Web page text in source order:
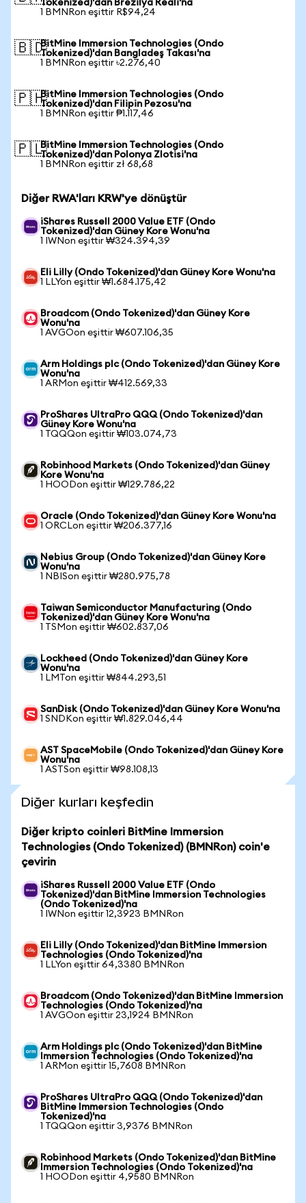
Tokenized)'dan Brezilya Reali'na
1 BMNRon eşittir R$94,24
🇧🇩BitMine Immersion Technologies (Ondo
Tokenized)'dan Bangladeş Takası'na
1 BMNRon eşittir ৳2.276,40
🇵🇭BitMine Immersion Technologies (Ondo
Tokenized)'dan Filipin Pezosu'na
1 BMNRon eşittir ₱1.117,46
🇵🇱BitMine Immersion Technologies (Ondo
Tokenized)'dan Polonya Zlotisi'na
1 BMNRon eşittir zł 68,68
Diğer RWA'ları KRW'ye dönüştür
iShares Russell 2000 Value ETF (Ondo
Tokenized)'dan Güney Kore Wonu'na
1 IWNon eşittir ₩324.394,39
Eli Lilly (Ondo Tokenized)'dan Güney Kore Wonu'na
1 LLYon eşittir ₩1.684.175,42
Broadcom (Ondo Tokenized)'dan Güney Kore
Wonu'na
1 AVGOon eşittir ₩607.106,35
Arm Holdings plc (Ondo Tokenized)'dan Güney Kore
Wonu'na
1 ARMon eşittir ₩412.569,33
ProShares UltraPro QQQ (Ondo Tokenized)'dan
Güney Kore Wonu'na
1 TQQQon eşittir ₩103.074,73
Robinhood Markets (Ondo Tokenized)'dan Güney
Kore Wonu'na
1 HOODon eşittir ₩129.786,22
Oracle (Ondo Tokenized)'dan Güney Kore Wonu'na
1 ORCLon eşittir ₩206.377,16
Nebius Group (Ondo Tokenized)'dan Güney Kore
Wonu'na
1 NBISon eşittir ₩280.975,78
Taiwan Semiconductor Manufacturing (Ondo
Tokenized)'dan Güney Kore Wonu'na
1 TSMon eşittir ₩602.837,06
Lockheed (Ondo Tokenized)'dan Güney Kore
Wonu'na
1 LMTon eşittir ₩844.293,51
SanDisk (Ondo Tokenized)'dan Güney Kore Wonu'na
1 SNDKon eşittir ₩1.829.046,44
AST SpaceMobile (Ondo Tokenized)'dan Güney Kore
Wonu'na
1 ASTSon eşittir ₩98.108,13
Diğer kurları keşfedin
Diğer kripto coinleri BitMine Immersion
Technologies (Ondo Tokenized) (BMNRon) coin'e
çevirin
iShares Russell 2000 Value ETF (Ondo
Tokenized)'dan BitMine Immersion Technologies
(Ondo Tokenized)'na
1 IWNon eşittir 12,3923 BMNRon
Eli Lilly (Ondo Tokenized)'dan BitMine Immersion
Technologies (Ondo Tokenized)'na
1 LLYon eşittir 64,3380 BMNRon
Broadcom (Ondo Tokenized)'dan BitMine Immersion
Technologies (Ondo Tokenized)'na
1 AVGOon eşittir 23,1924 BMNRon
Arm Holdings plc (Ondo Tokenized)'dan BitMine
Immersion Technologies (Ondo Tokenized)'na
1 ARMon eşittir 15,7608 BMNRon
ProShares UltraPro QQQ (Ondo Tokenized)'dan
BitMine Immersion Technologies (Ondo
Tokenized)'na
1 TQQQon eşittir 3,9376 BMNRon
Robinhood Markets (Ondo Tokenized)'dan BitMine
Immersion Technologies (Ondo Tokenized)'na
1 HOODon eşittir 4,9580 BMNRon